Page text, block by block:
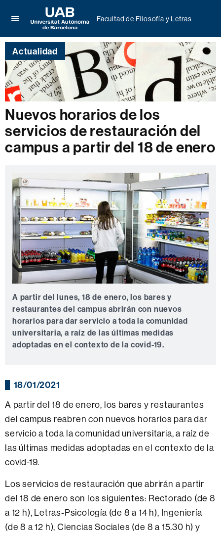
aquí
para
desplegar
el
menú
de
Facultad
Filosofía
y
Letras
Universitat
Autònoma
de
Barcelona
Facultad de Filosofía y Letras
Actualidad
Nuevos horarios de los
servicios de restauración del
campus a partir del 18 de enero
A partir del lunes, 18 de enero, los bares y
restaurantes del campus abrirán con nuevos
horarios para dar servicio a toda la comunidad
universitaria, a raíz de las últimas medidas
adoptadas en el contexto de la covid-19.
18/01/2021
A partir del 18 de enero, los bares y restaurantes
del campus reabren con nuevos horarios para dar
servicio a toda la comunidad universitaria, a raíz de
las últimas medidas adoptadas en el contexto de la
covid-19.
Los servicios de restauración que abrirán a partir
del 18 de enero son los siguientes: Rectorado (de 8
a 12 h), Letras-Psicología (de 8 a 14 h), Ingeniería
(de 8 a 12 h), Ciencias Sociales (de 8 a 15.30 h) y